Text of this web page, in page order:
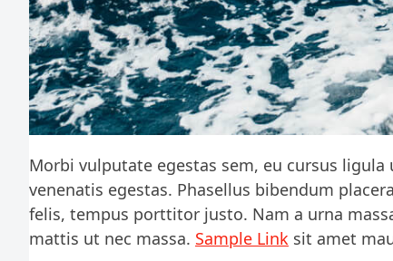
Morbi vulputate egestas sem, eu cursus
venenatis egestas. Phasellus bibendum
felis, tempus porttitor justo. Nam a urna
mattis ut nec massa. Sample Link sit amet